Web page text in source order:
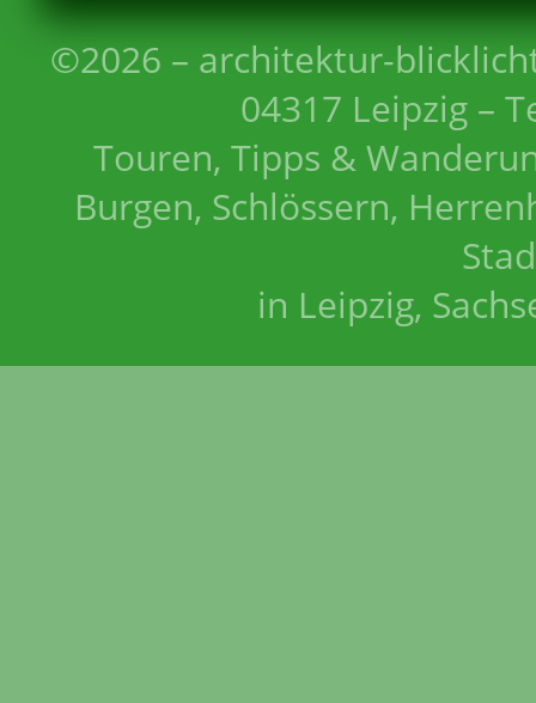
©2026 – architektur-
04317 Leipzig –
Touren, Tipps &
Burgen, Schlössern,
in Leipzig,